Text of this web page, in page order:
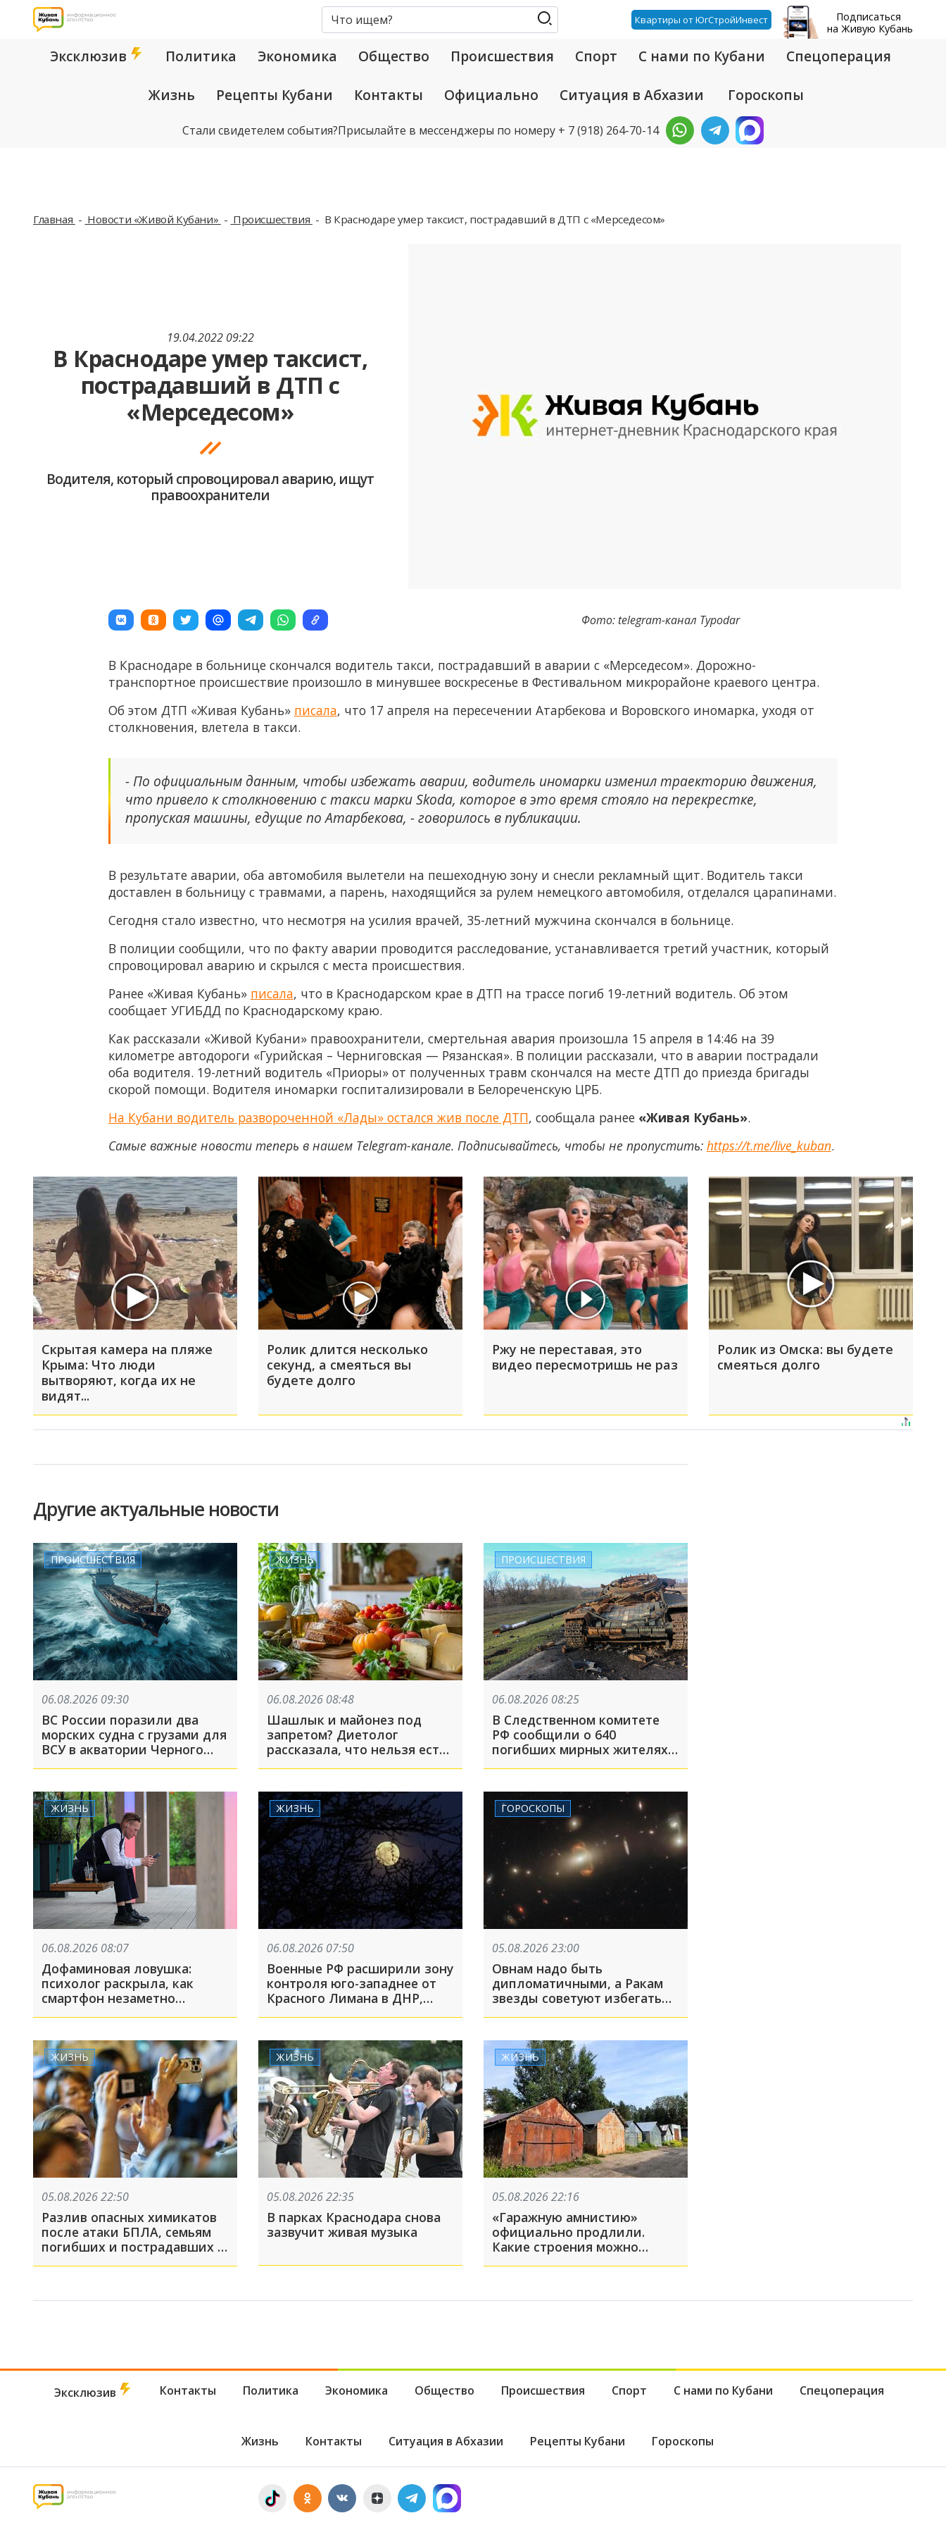
Квартиры от ЮгСтройИнвест
Подписаться
на Живую Кубань
Эксклюзив Политика Экономика Общество Происшествия Спорт С нами по Кубани Спецоперация
Жизнь Рецепты Кубани Контакты Официально Ситуация в Абхазии Гороскопы
Стали свидетелем события?Присылайте в мессенджеры по номеру + 7 (918) 264-70-14
Главная Новости «Живой Кубани» Происшествия В Краснодаре умер таксист, пострадавший в ДТП с «Мерседесом»
19.04.2022 09:22
В Краснодаре умер таксист,
пострадавший в ДТП с
«Мерседесом»
Водителя, который спровоцировал аварию, ищут
правоохранители
Фото: telegram-канал Typodar
В Краснодаре в больнице скончался водитель такси, пострадавший в аварии с «Мерседесом». Дорожно-
транспортное происшествие произошло в минувшее воскресенье в Фестивальном микрорайоне краевого центра.
Об этом ДТП «Живая Кубань» писала, что 17 апреля на пересечении Атарбекова и Воровского иномарка, уходя от
столкновения, влетела в такси.
- По официальным данным, чтобы избежать аварии, водитель иномарки изменил траекторию движения,
что привело к столкновению с такси марки Skoda, которое в это время стояло на перекрестке,
пропуская машины, едущие по Атарбекова, - говорилось в публикации.
В результате аварии, оба автомобиля вылетели на пешеходную зону и снесли рекламный щит. Водитель такси
доставлен в больницу с травмами, а парень, находящийся за рулем немецкого автомобиля, отделался царапинами.
Сегодня стало известно, что несмотря на усилия врачей, 35-летний мужчина скончался в больнице.
В полиции сообщили, что по факту аварии проводится расследование, устанавливается третий участник, который
спровоцировал аварию и скрылся с места происшествия.
Ранее «Живая Кубань» писала, что в Краснодарском крае в ДТП на трассе погиб 19-летний водитель. Об этом
сообщает УГИБДД по Краснодарскому краю.
Как рассказали «Живой Кубани» правоохранители, смертельная авария произошла 15 апреля в 14:46 на 39
километре автодороги «Гурийская – Черниговская — Рязанская». В полиции рассказали, что в аварии пострадали
оба водителя. 19-летний водитель «Приоры» от полученных травм скончался на месте ДТП до приезда бригады
скорой помощи. Водителя иномарки госпитализировали в Белореченскую ЦРБ.
На Кубани водитель развороченной «Лады» остался жив после ДТП, сообщала ранее «Живая Кубань».
Самые важные новости теперь в нашем Telegram-канале. Подписывайтесь, чтобы не пропустить: https://t.me/live_kuban.
Скрытая камера на пляже
Крыма: Что люди
вытворяют, когда их не
видят...
Ролик длится несколько
секунд, а смеяться вы
будете долго
Ржу не переставая, это
видео пересмотришь не раз
Ролик из Омска: вы будете
смеяться долго
Другие актуальные новости
ПРОИСШЕСТВИЯ
06.08.2026 09:30
ВС России поразили два
морских судна с грузами для
ВСУ в акватории Черного
ЖИЗНЬ
06.08.2026 08:48
Шашлык и майонез под
запретом? Диетолог
рассказала, что нельзя есть
ПРОИСШЕСТВИЯ
06.08.2026 08:25
В Следственном комитете
РФ сообщили о 640
погибших мирных жителях в
ЖИЗНЬ
06.08.2026 08:07
Дофаминовая ловушка:
психолог раскрыла, как
смартфон незаметно
ЖИЗНЬ
06.08.2026 07:50
Военные РФ расширили зону
контроля юго-западнее от
Красного Лимана в ДНР,
«трофеем» США: что
произошло, пока вы спали
ГОРОСКОПЫ
05.08.2026 23:00
Овнам надо быть
дипломатичными, а Ракам
звезды советуют избегать
ЖИЗНЬ
05.08.2026 22:50
Разлив опасных химикатов
после атаки БПЛА, семьям
погибших и пострадавших в
ЖИЗНЬ
05.08.2026 22:35
В парках Краснодара снова
зазвучит живая музыка
ЖИЗНЬ
05.08.2026 22:16
«Гаражную амнистию»
официально продлили.
Какие строения можно
Эксклюзив Контакты Политика Экономика Общество Происшествия Спорт С нами по Кубани Спецоперация
Жизнь Контакты Ситуация в Абхазии Рецепты Кубани Гороскопы